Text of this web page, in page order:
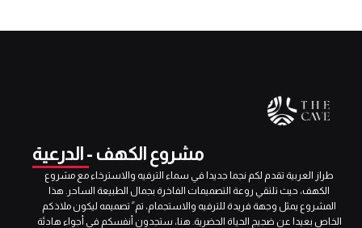
مشروع الكهف - الدرعية
طراز العربية تقدم لكم نجما جديدا في سماء الترفيه والاسترخاء مع مشروع
الكهف، حيث تلتقي روعة التصميمات الفاخرة بجمال الطبيعة الساحر. هذا
المشروع يمثل وجهة فريدة للترفيه والاستجمام، تم ً تصميمه ليكون ملاذكم
الخاص بعيدا عن ضجيج الحياة الحضرية. هنا، ستجدون أنفسكم في أجواء هادئة